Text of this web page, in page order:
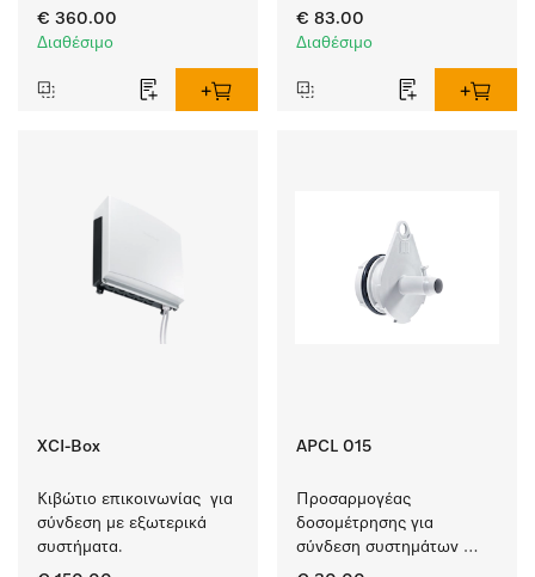
€ 360.00
Διαθέσιμο
αποτελεσματική
αφαίρεση επίμονων
€ 83.00
Διαθέσιμο
XCI-Box
Κιβώτιο επικοινωνίας  για
σύνδεση με εξωτερικά
συστήματα.
APCL 015
Προσαρμογέας
δοσομέτρησης για
σύνδεση συστημάτων
δοσομέτρησης με έγχυση